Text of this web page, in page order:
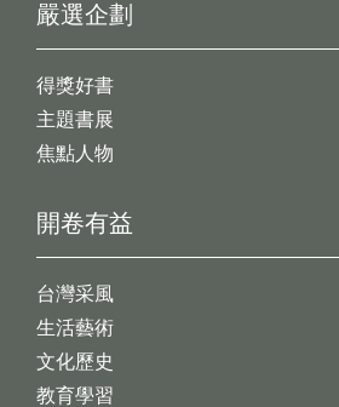
開卷有益
台灣采風
生活藝術
文化歷史
教育學習
嚴選企劃
得獎好書
主題書展
焦點人物